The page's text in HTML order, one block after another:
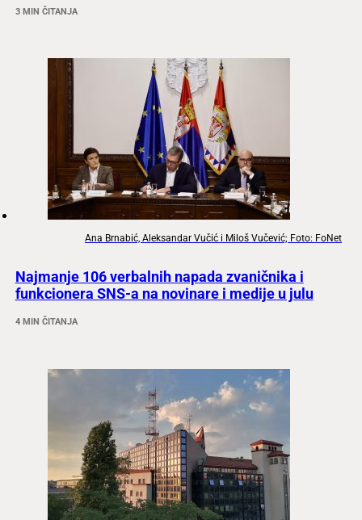
3 MIN ČITANJA
Ana Brnabić, Aleksandar Vučić i Miloš Vučević; Foto: FoNet
Najmanje 106 verbalnih napada zvaničnika i
funkcionera SNS-a na novinare i medije u julu
4 MIN ČITANJA